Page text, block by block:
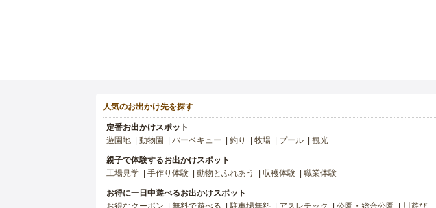
人気のお出かけ先を探す
定番お出かけスポット
遊園地
動物園 バーベキュー 釣り 牧場 プール 観光
親子で体験するお出かけスポット
工場見学
手作り体験 動物とふれあう 収穫体験 職業体験
お得に一日中遊べるお出かけスポット
お得なクーポン
無料で遊べる 駐車場無料 アスレチック 公園・総合公園 川遊び